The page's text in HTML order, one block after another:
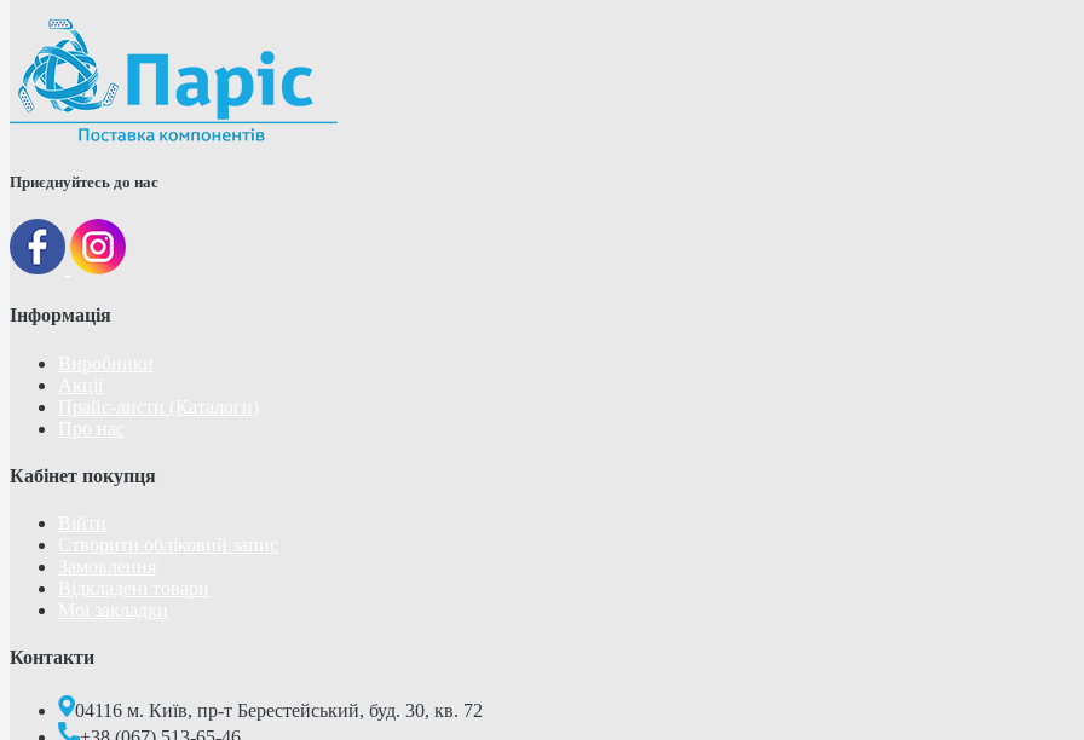
Приєднуйтесь до нас
Інформація
Кабінет покупця
Контакти
04116 м. Київ, пр-т Берестейський, буд. 30, кв. 72